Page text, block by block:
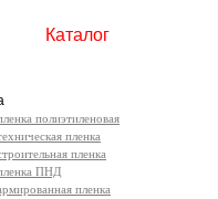
Каталог
полиэтиленовая
пленка
пленка
ПНД
пленка